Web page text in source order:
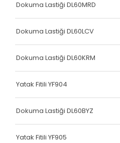
Dokuma Lastiği DL60MRD
Dokuma Lastiği DL60LCV
Dokuma Lastiği DL60KRM
Yatak Fitili YF904
Dokuma Lastiği DL60BYZ
Yatak Fitili YF905